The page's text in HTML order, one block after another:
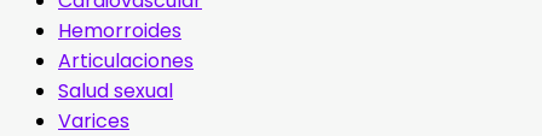
Hemorroides
Articulaciones
Salud sexual
Varices